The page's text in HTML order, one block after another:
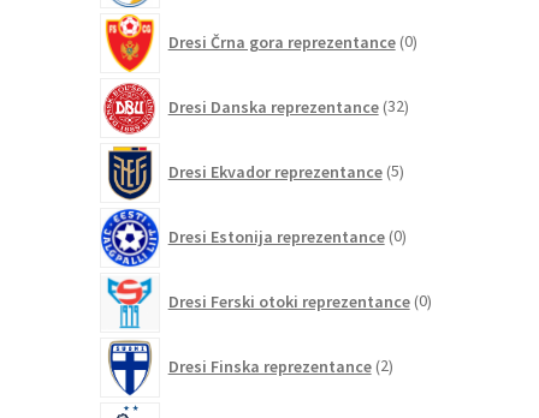
Dresi Črna gora reprezentance 0izdelkov
Dresi Danska reprezentance 32izdelkov
Dresi Ekvador reprezentance 5izdelkov
Dresi Estonija reprezentance 0izdelkov
Dresi Ferski otoki reprezentance 0izdelkov
Dresi Finska reprezentance 2izdelka